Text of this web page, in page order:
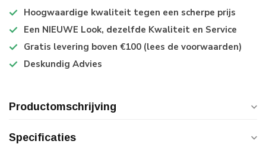
Hoogwaardige kwaliteit tegen een scherpe prijs
Een NIEUWE Look, dezelfde Kwaliteit en Service
Gratis levering boven €100 (lees de voorwaarden)
Deskundig Advies
Productomschrijving
Specificaties